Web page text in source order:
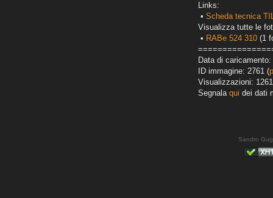
Links:
• Scheda tecnica
Visualizza tutte le
• RABe 524 310 (1
Data di
ID immagine: 2761 (
Visualizzazioni: 1261
Segnala qui dei dati
Sandro